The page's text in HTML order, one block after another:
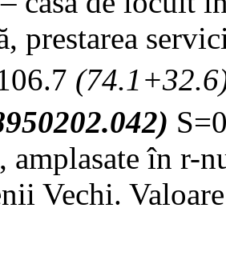
prestarea
amplasate în r-
Vechi.